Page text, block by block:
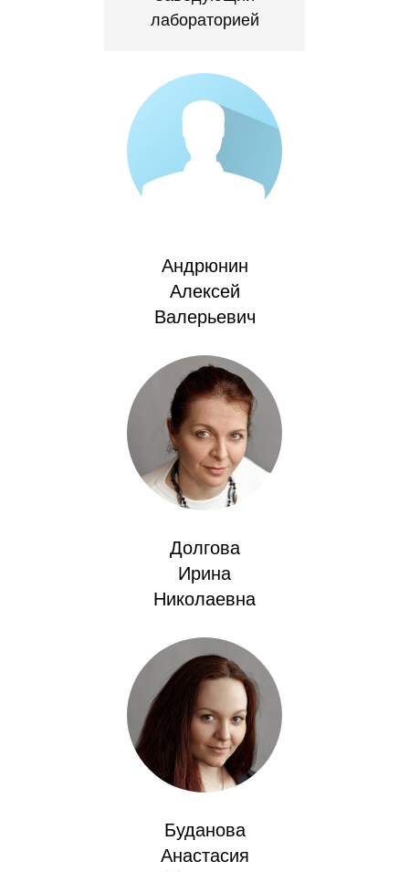
Редакционная этика
Информация для авторов
Общие требования
Стандарты оформления
Научные труды
Редакционная этика
Информация для авторов
Общие требования
Стандарты оформления
Энергетический семинар
Российско-французский семинар
Отрасли и регионы
Inforum
Ученый совет
лабораторией
Андрюнин
Алексей
Валерьевич
Долгова
Ирина
Николаевна
Буданова
Анастасия